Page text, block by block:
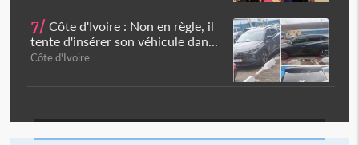
7/ Côte d'Ivoire : Non en règle, il
tente d'insérer son véhicule dan...
Côte d'Ivoire